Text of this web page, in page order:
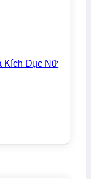
Kích Dục Nữ